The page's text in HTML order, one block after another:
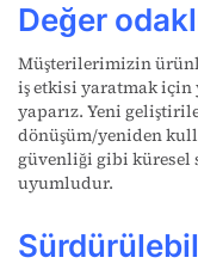
Değer
Müşterilerimizin
iş etkisi yaratmak için
yaparız. Yeni
dönüşüm/yeniden
güvenliği gibi
uyumludur.